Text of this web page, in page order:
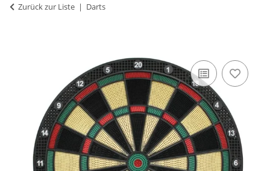
Zurück zur Liste Darts